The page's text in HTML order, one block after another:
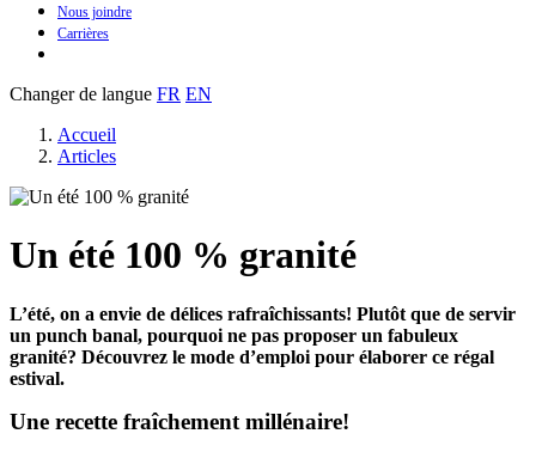
Nous joindre
Carrières
Changer de langue FR EN
Accueil
Articles
Un été 100 % granité
L’été, on a envie de délices rafraîchissants! Plutôt que de servir
un punch banal, pourquoi ne pas proposer un fabuleux
granité? Découvrez le mode d’emploi pour élaborer ce régal
estival.
Une recette fraîchement millénaire!